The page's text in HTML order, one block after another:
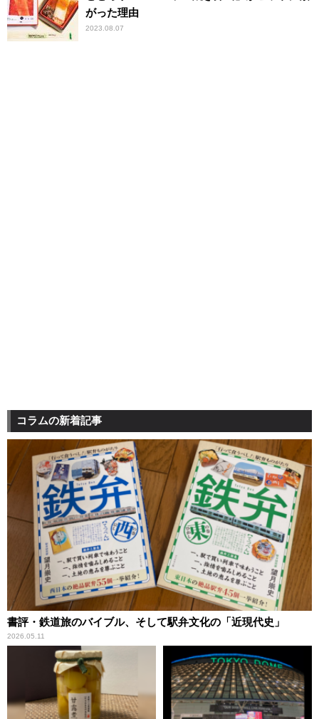
がった理由
2023.08.07
コラムの新着記事
書評・鉄道旅のバイブル、そして駅弁文化の「近現代史」
2026.05.11